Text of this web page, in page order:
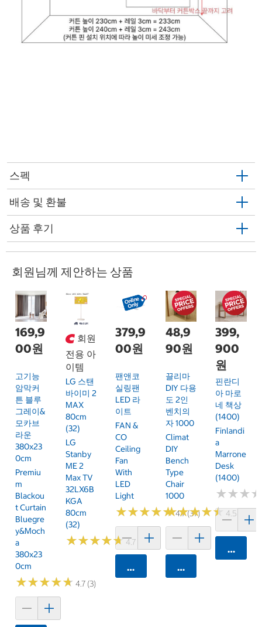
스펙
배송 및 환불
상품 후기
회원님께 제안하는 상품
169,9
00원
고기능
암막커
튼 블루
그레이&
모카브
라운
380x23
0cm
Premiu
M
Blackou
T Curtain
Bluegre
Y&Moch
A
380x23
0cm
★★★★★
★★★★★ 4.7 (3)
회원
전용 아
이템
LG 스탠
바이미 2
MAX
80cm
(32)
LG
Stanby
ME 2
Max TV
32LX6B
KGA
80cm
(32)
★★★★★
★★★★★4.7 (7)
379,9
00원
팬앤코
실링팬
LED 라
이트
FAN &
CO
Ceiling
Fan
With
LED
Light
★★★★★
★★★★★4.7 (37)
카트에 담기
48,9
90원
끌리마
DIY 다용
도 2인
벤치의
자 1000
Climat
DIY
Bench
Type
Chair
1000
★★★★★
★★★★★4.5 (2)
카트에 담기
399,
900
원
핀란디
아 마로
네 책상
(1400)
Finlandi
A
Marrone
Desk
(1400)
★★★
★★★
카트에